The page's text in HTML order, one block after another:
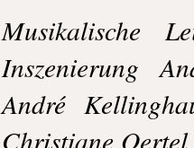
Musikalische
Inszenierung
André
Christiane